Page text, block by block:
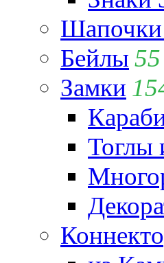
Шапочки
Бейлы 55
Замки
Тоглы